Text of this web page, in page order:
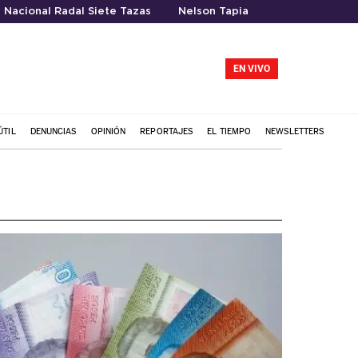
Nacional Radal Siete Tazas Nelson Tapia
EN VIVO
DENUNCIAS OPINIÓN REPORTAJES EL TIEMPO NEWSLETTERS